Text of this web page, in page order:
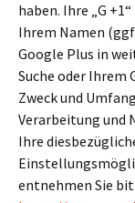
haben. Ihre „G
Ihrem Namen
Google Plus in
Suche oder
Zweck und
Verarbeitung und
Ihre
entnehmen Sie